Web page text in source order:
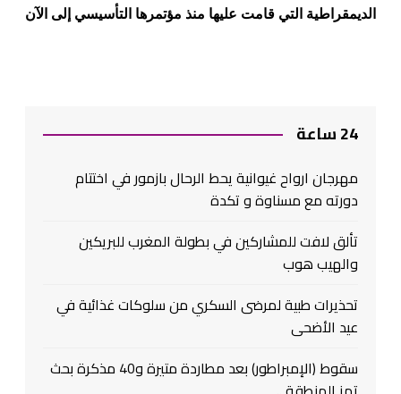
الديمقراطية التي قامت عليها منذ مؤتمرها التأسيسي إلى الآن
24 ساعة
مهرجان ارواح غيوانية يحط الرحال بازمور في اختتام
دورته مع مسناوة و تكدة
تألق لافت للمشاركين في بطولة المغرب للبريكين
والهيب هوب
تحذيرات طبية لمرضى السكري من سلوكات غذائية في
عيد الأضحى
سقوط (الإمبراطور) بعد مطاردة متيرة و40 مذكرة بحث